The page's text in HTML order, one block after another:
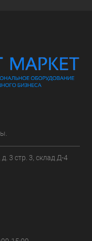
3 стр. 3, склад Д-4